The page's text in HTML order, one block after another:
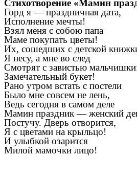
Стихотворение «Мамин
Горд я — праздничная дата,
Исполнение мечты!
Взял меня с собою папа
Маме покупать цветы!
Их, сошедших с детской
Я несу, а мне во след
Смотрят с завистью
Замечательный букет!
Рано утром встать с постели
Было мне совсем не лень,
Ведь сегодня в самом деле
Мамин праздник — женский
Постучу. Дверь отворится,
Я с цветами на крыльцо!
И улыбкой озарится
Милой мамочки лицо!